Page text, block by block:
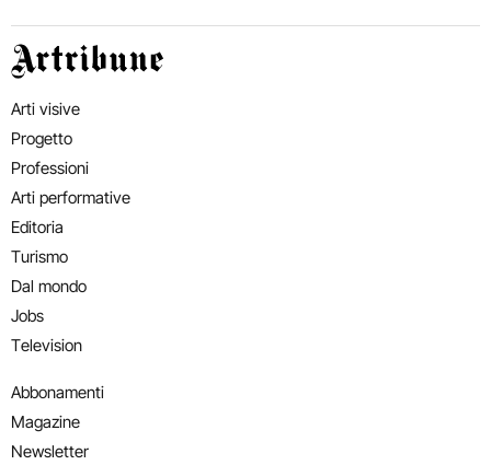
Artribune
Arti visive
Progetto
Professioni
Arti performative
Editoria
Turismo
Dal mondo
Jobs
Television
Abbonamenti
Magazine
Newsletter